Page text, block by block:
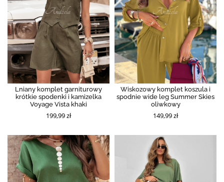
Lniany komplet garniturowy
krótkie spodenki i kamizelka
Voyage Vista khaki
199,99 zł
Wiskozowy komplet koszula i
spodnie wide leg Summer Skies
oliwkowy
149,99 zł